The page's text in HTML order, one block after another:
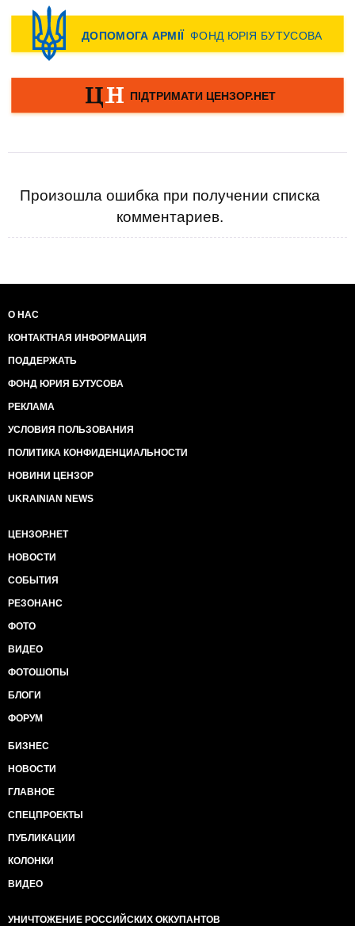
Произошла ошибка при получении списка
комментариев.
О НАС
КОНТАКТНАЯ ИНФОРМАЦИЯ
ПОДДЕРЖАТЬ
ФОНД ЮРИЯ БУТУСОВА
РЕКЛАМА
УСЛОВИЯ ПОЛЬЗОВАНИЯ
ПОЛИТИКА КОНФИДЕНЦИАЛЬНОСТИ
НОВИНИ ЦЕНЗОР
UKRAINIAN NEWS
ЦЕНЗОР.НЕТ
НОВОСТИ
СОБЫТИЯ
РЕЗОНАНС
ФОТО
ВИДЕО
ФОТОШОПЫ
БЛОГИ
ФОРУМ
БИЗНЕС
НОВОСТИ
ГЛАВНОЕ
СПЕЦПРОЕКТЫ
ПУБЛИКАЦИИ
КОЛОНКИ
ВИДЕО
УНИЧТОЖЕНИЕ РОССИЙСКИХ ОККУПАНТОВ